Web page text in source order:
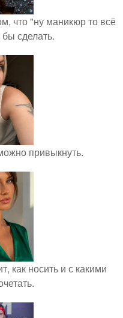
что "ну маникюр то всё
сделать.
привыкнуть.
как носить и с какими